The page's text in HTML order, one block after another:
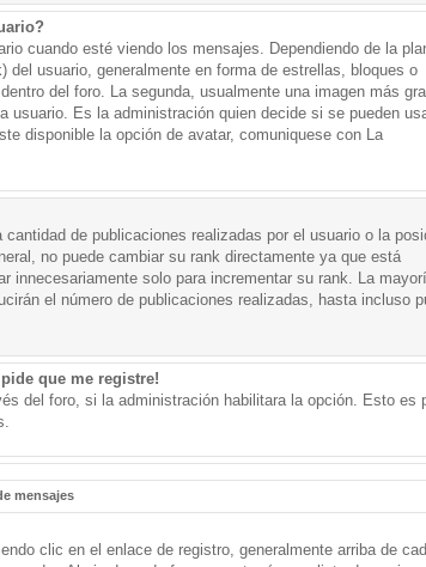
cuando esté viendo los mensajes. Dependiendo de la
usuario, generalmente en forma de estrellas, bloques o
del foro. La segunda, usualmente una imagen más
Es la administración quien decide si se pueden
disponible la opción de avatar, comuniquese con La
de publicaciones realizadas por el usuario o la
no puede cambiar su rank directamente ya que está
innecesariamente solo para incrementar su rank. La
el número de publicaciones realizadas, hasta incluso
que me registre!
del foro, si la administración habilitara la opción. Esto es
mensajes
clic en el enlace de registro, generalmente arriba de